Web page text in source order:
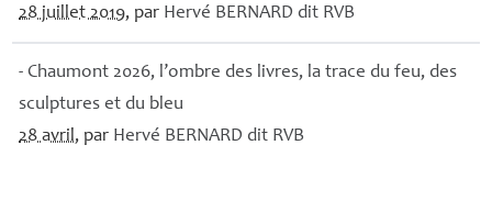
28 juillet 2019, par Hervé BERNARD dit RVB
- Chaumont 2026, l’ombre des livres, la trace du feu, des
sculptures et du bleu
28 avril, par Hervé BERNARD dit RVB